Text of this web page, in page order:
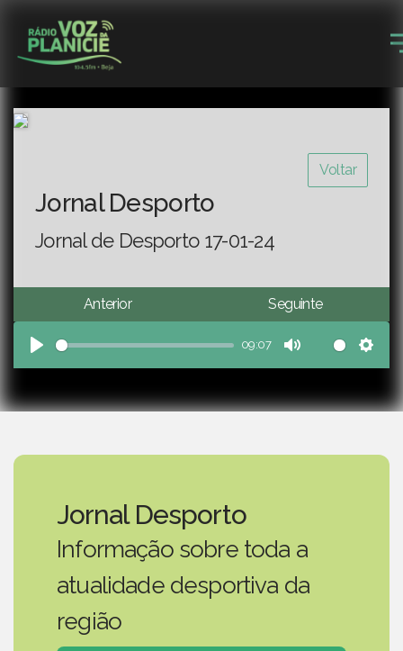
Voltar
Jornal Desporto
Jornal de Desporto 17-01-24
Anterior Seguinte
Play
09:07
Mute
Jornal Desporto
Informação sobre toda a
atualidade desportiva da
região